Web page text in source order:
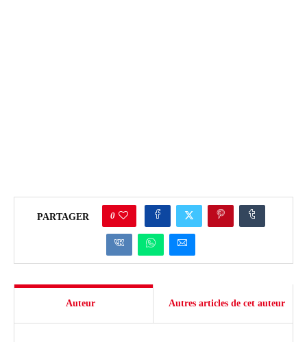
PARTAGER 0
Auteur Autres articles de cet auteur